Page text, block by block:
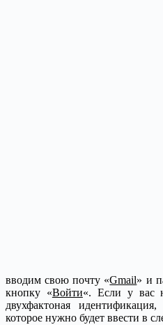
вводим свою почту «Gmail» и
кнопку «Войти«. Если у вас
двухфактоная
которое нужно будет ввести в